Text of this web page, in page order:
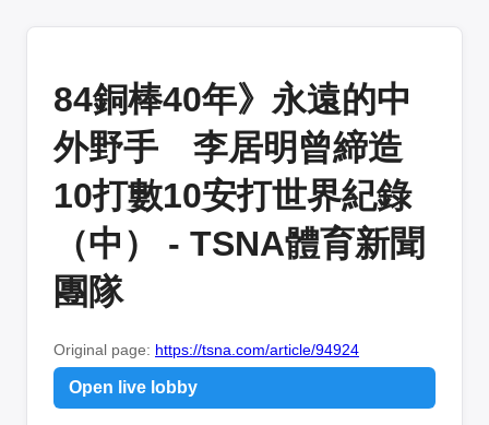
84銅棒40年》永遠的中
外野手 李居明曾締造
10打數10安打世界紀錄
（中） - TSNA體育新聞
團隊
Original page: https://tsna.com/article/94924
Open live lobby